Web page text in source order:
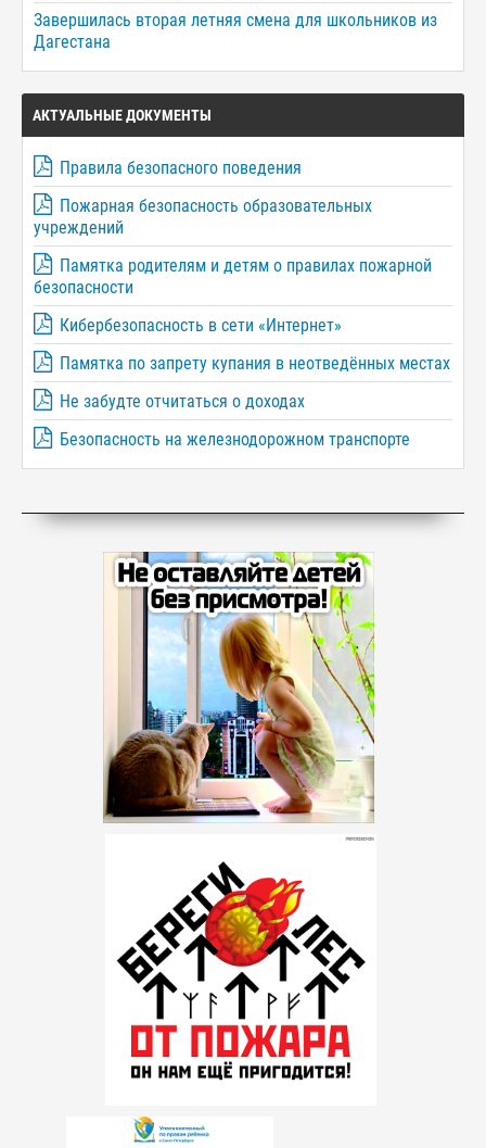
Завершилась вторая летняя смена для школьников из
Дагестана
АКТУАЛЬНЫЕ ДОКУМЕНТЫ
Правила безопасного поведения
Пожарная безопасность образовательных
учреждений
Памятка родителям и детям о правилах пожарной
безопасности
Кибербезопасность в сети «Интернет»
Памятка по запрету купания в неотведённых местах
Не забудте отчитаться о доходах
Безопасность на железнодорожном транспорте